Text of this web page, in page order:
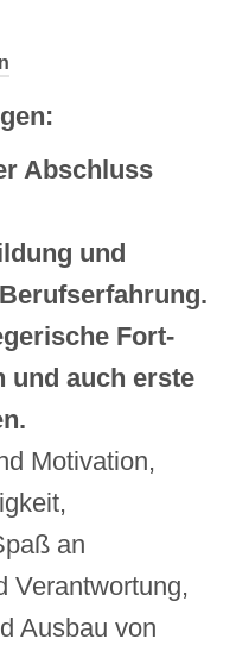
Abschluss
und
Fort-
und auch erste
Motivation,
an
Verantwortung,
Ausbau von